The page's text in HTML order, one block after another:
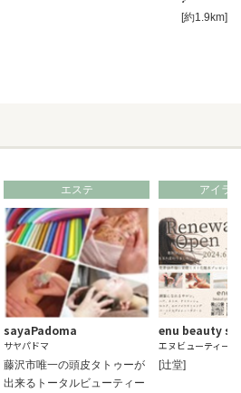
[約1.9km]
エステ
sayaPadoma
サヤパドマ
藤沢市唯一の頭皮タトゥーが
出来るトータルビューティー
アイラ
enu beauty
エヌビューティー
[辻堂]